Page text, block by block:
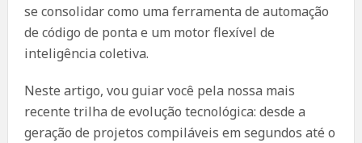
se consolidar como uma ferramenta de automação
de código de ponta e um motor flexível de
inteligência coletiva.
Neste artigo, vou guiar você pela nossa mais
recente trilha de evolução tecnológica: desde a
geração de projetos compiláveis em segundos até o